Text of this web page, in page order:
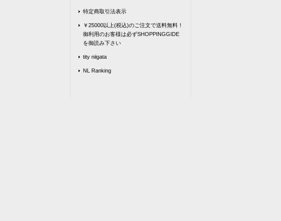
特定商取引法表示
￥25000以上(税込)のご注文で送料無料！
御利用のお客様は必ずSHOPPINGGIDE
を御読み下さい
tity niigata
NL Ranking